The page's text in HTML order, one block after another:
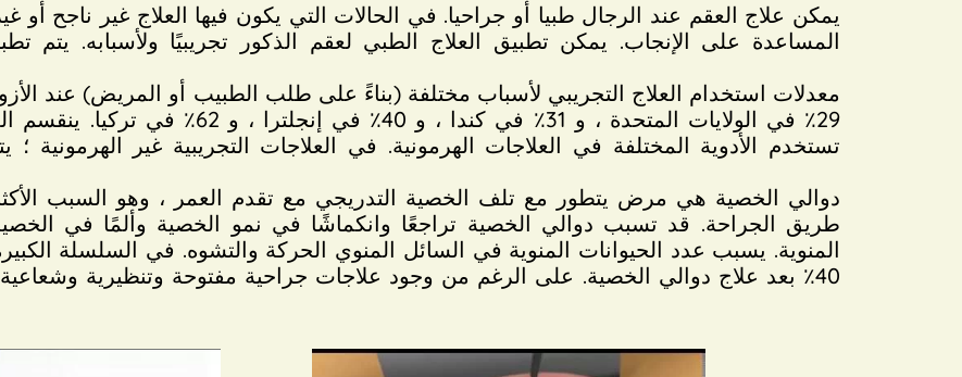
المساعدة على الإنجاب. يمكن تطبيق العلاج الطبي لعقم الذكور تجريبيًا ولأسبابه. يتم
معدلات استخدام العلاج التجريبي لأسباب مختلفة (بناءً على طلب الطبيب أو المريض) عند
29٪ في الولايات المتحدة ، و 31٪ في كندا
تستخدم الأدوية المختلفة في العلاجات الهرمونية. في العلاجات التجريبية غير
دوالي الخصية هي مرض يتطور مع تلف الخصية التدريجي مع تقدم العمر ، وهو السبب
طريق الجراحة. قد تسبب دوالي الخصية تراجعًا وانكماشًا في نمو الخصية وألمًا في
40٪ بعد علاج دوالي الخصية. على الرغم من وجود علاجات جراحية مفتوحة وتنظيرية